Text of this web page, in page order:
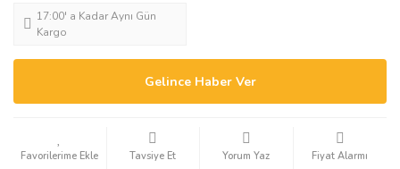
17:00' a Kadar Aynı Gün
Kargo
Gelince Haber Ver
Tavsiye Et Yorum Yaz Fiyat Alarmı